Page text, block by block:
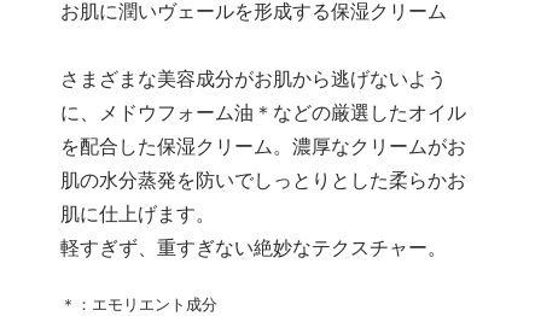
お肌に潤いヴェールを形成する保湿クリーム
さまざまな美容成分がお肌から逃げないよう
に、メドウフォーム油＊などの厳選したオイル
を配合した保湿クリーム。濃厚なクリームがお
肌の水分蒸発を防いでしっとりとした柔らかお
肌に仕上げます。
軽すぎず、重すぎない絶妙なテクスチャー。
＊：エモリエント成分